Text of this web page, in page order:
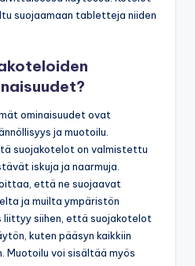
suojaamaan tabletteja niiden
ominaisuudet ovat
ja muotoilu.
suojakotelot on valmistettu
iskuja ja naarmuja.
että ne suojaavat
ja muilta ympäristön
liittyy siihen, että suojakotelot
kuten pääsyn kaikkiin
Muotoilu voi sisältää myös